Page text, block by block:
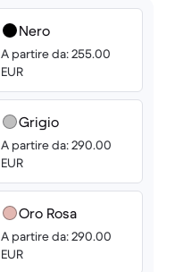
Nero
A partire da: 255.00
EUR
Grigio
A partire da: 290.00
EUR
Oro Rosa
A partire da: 290.00
EUR